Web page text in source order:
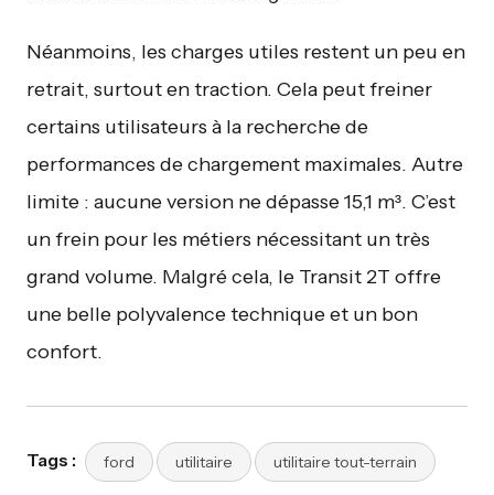
Néanmoins, les charges utiles restent un peu en
retrait, surtout en traction. Cela peut freiner
certains utilisateurs à la recherche de
performances de chargement maximales. Autre
limite : aucune version ne dépasse 15,1 m³. C’est
un frein pour les métiers nécessitant un très
grand volume. Malgré cela, le Transit 2T offre
une belle polyvalence technique et un bon
confort.
Tags : ford utilitaire utilitaire tout-terrain